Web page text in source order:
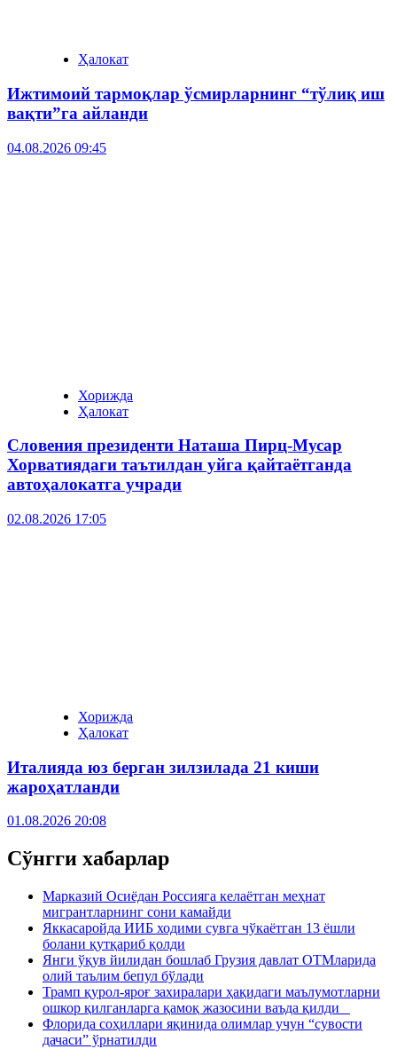
Ҳалокат
Ижтимоий тармоқлар ўсмирларнинг “тўлиқ иш
вақти”га айланди
04.08.2026 09:45
Хорижда
Ҳалокат
Словения президенти Наташа Пирц-Мусар
Хорватиядаги таътилдан уйга қайтаётганда
автоҳалокатга учради
02.08.2026 17:05
Хорижда
Ҳалокат
Италияда юз берган зилзилада 21 киши
жароҳатланди
01.08.2026 20:08
Сўнгги хабарлар
Марказий Осиёдан Россияга келаётган меҳнат
мигрантларнинг сони камайди
Яккасаройда ИИБ ходими сувга чўкаётган 13 ёшли
болани қутқариб қолди
Янги ўқув йилидан бошлаб Грузия давлат ОТМларида
олий таълим бепул бўлади
Трамп қурол-яроғ захиралари ҳақидаги маълумотларни
ошкор қилганларга қамоқ жазосини ваъда қилди
Флорида соҳиллари яқинида олимлар учун “сувости
дачаси” ўрнатилди